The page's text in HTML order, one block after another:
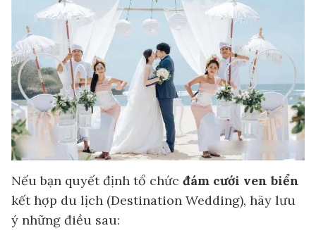
Nếu bạn quyết định tổ chức đám cưới ven biển
kết hợp du lịch (Destination Wedding), hãy lưu
ý những điều sau: